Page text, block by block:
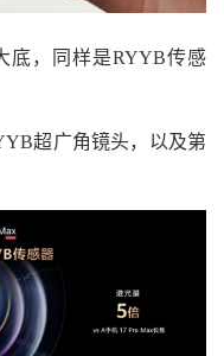
，同样是RYYB传感
超广角镜头，以及第